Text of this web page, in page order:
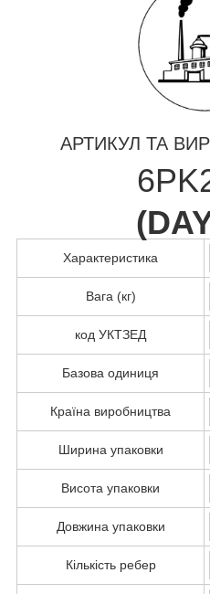
АРТИКУЛ ТА
(
Характеристика
Вага (кг)
код УКТЗЕД
Базова одиниця
Країна виробництва
Ширина упаковки
Висота упаковки
Довжина упаковки
Кількість ребер